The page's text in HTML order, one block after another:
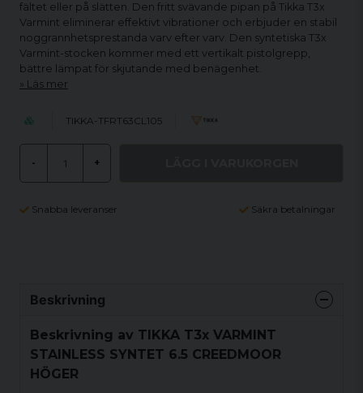
fältet eller på slätten. Den fritt svävande pipan på Tikka T3x
Varmint eliminerar effektivt vibrationer och erbjuder en stabil
noggrannhetsprestanda varv efter varv. Den syntetiska T3x
Varmint-stocken kommer med ett vertikalt pistolgrepp,
bättre lämpat för skjutande med benägenhet.
Läs mer
TIKKA-TFRT63CL105
- +
Snabba leveranser Säkra betalningar
Beskrivning
Beskrivning av TIKKA T3x VARMINT
STAINLESS SYNTET 6.5 CREEDMOOR
HÖGER